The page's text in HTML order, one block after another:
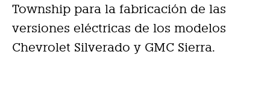
Township para la fabricación de las
versiones eléctricas de los modelos
Chevrolet Silverado y GMC Sierra.